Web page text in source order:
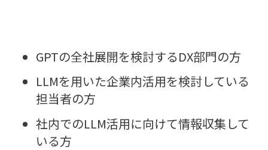
GPTの全社展開を検討するDX部門の方
LLMを用いた企業内活用を検討している
担当者の方
社内でのLLM活用に向けて情報収集して
いる方